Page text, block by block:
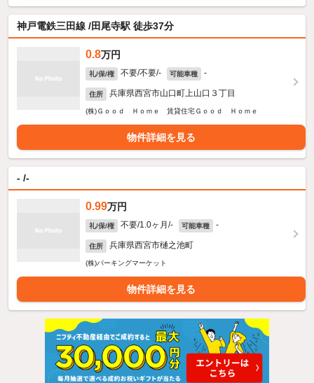
神戸電鉄三田線 /田尾寺駅 徒歩37分
0.8万円
礼/保/権 不要/不要/- 可能車種 -
住所 兵庫県西宮市山口町上山口３丁目
(株)Ｇｏｏｄ Ｈｏｍｅ 賃貸住宅Ｇｏｏｄ Ｈｏｍｅ
物件詳細を見る
- /-
0.99万円
礼/保/権 不要/1.0ヶ月/- 可能車種 -
住所 兵庫県西宮市樋之池町
(株)パーキングマーケット
物件詳細を見る